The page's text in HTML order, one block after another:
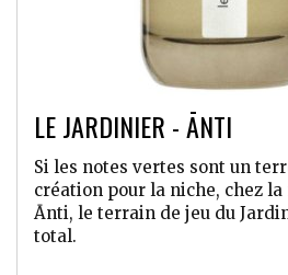
LE JARDINIER - ĀNTI
Si les notes vertes sont un
création pour la niche, chez
Ānti, le terrain de jeu du
total.